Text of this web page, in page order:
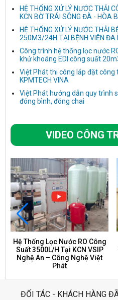
HỆ THỐNG XỬ LÝ NƯỚC THẢI
KCN BỜ TRÁI SÔNG ĐÀ - HÒA
HỆ THỐNG XỬ LÝ NƯỚC THẢI
250M3/24H TẠI BỆNH VIỆN ĐA
Công trình hệ thống lọc nước
khử khoáng EDI công suất
Việt Phát thi công lắp đặt
KPMTECH VINA
Việt Phát hướng dẫn quy trình
đóng bình, đóng chai
VIDEO CÔNG
Hệ Thống Lọc Nước RO Công
Suất 3500L/H Tại KCN VSIP
Nghệ An – Công Nghệ Việt
Phát
ĐỐI TÁC - KHÁCH HÀNG